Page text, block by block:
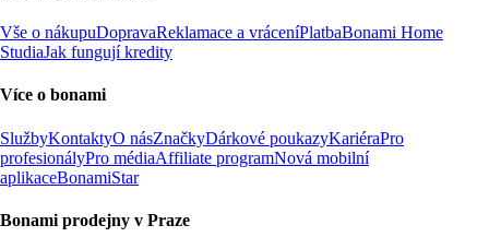
Vše o nákupuDopravaReklamace a vráceníPlatbaBonami Home
StudiaJak fungují kredity
Více o bonami
SlužbyKontaktyO násZnačkyDárkové poukazyKariéraPro
profesionályPro médiaAffiliate programNová mobilní
aplikaceBonamiStar
Bonami prodejny v Praze